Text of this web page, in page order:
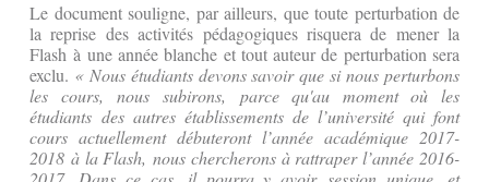
Le document souligne, par ailleurs, que toute perturbation de
la reprise des activités pédagogiques risquera de mener la
Flash à une année blanche et tout auteur de perturbation sera
exclu. « Nous étudiants devons savoir que si nous perturbons
les cours, nous subirons, parce qu'au moment où les
étudiants des autres établissements de l’université qui font
cours actuellement débuteront l’année académique 2017-
2018 à la Flash, nous chercherons à rattraper l’année 2016-